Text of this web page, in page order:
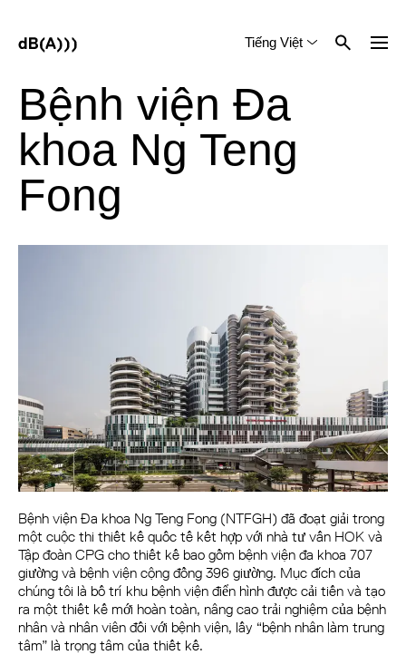
Tiếng Việt
Bệnh viện Đa
khoa Ng Teng
Fong
Bệnh viện Đa khoa Ng Teng Fong (NTFGH) đã đoạt giải trong
một cuộc thi thiết kế quốc tế kết hợp với nhà tư vấn HOK và
Tập đoàn CPG cho thiết kế bao gồm bệnh viện đa khoa 707
giường và bệnh viện cộng đồng 396 giường. Mục đích của
chúng tôi là bố trí khu bệnh viện điển hình được cải tiến và tạo
ra một thiết kế mới hoàn toàn, nâng cao trải nghiệm của bệnh
nhân và nhân viên đối với bệnh viện, lấy “bệnh nhân làm trung
tâm” là trọng tâm của thiết kế.